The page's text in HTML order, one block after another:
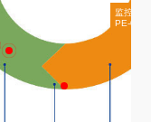
监控类
PE-